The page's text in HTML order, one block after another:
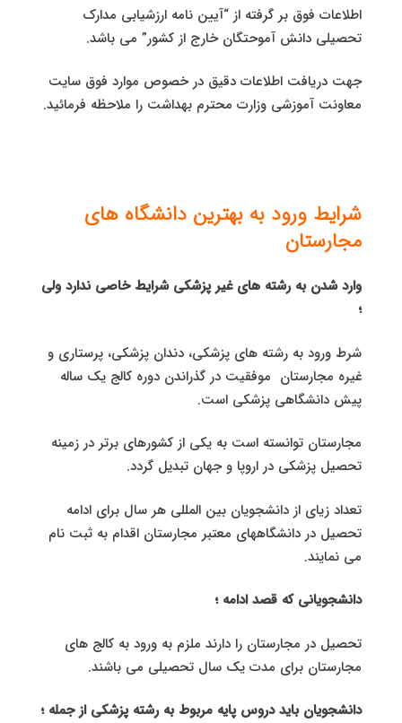
اطلاعات فوق بر گرفته از “آیین نامه ارزشیابی مدارک
تحصیلی دانش آموحتگان خارج از کشور” می باشد.
جهت دریافت اطلاعات دقیق در خصوص موارد فوق سایت
معاونت آموزشی وزارت محترم بهداشت را ملاحظه فرمائید.
شرایط ورود به بهترین دانشگاه های
مجارستان
وارد شدن به رشته های غیر پزشکی شرایط خاصی ندارد ولی
؛
شرط ورود به رشته های پزشکی، دندان پزشکی، پرستاری و
غیره مجارستان موفقیت در گذراندن دوره کالج یک ساله
پیش دانشگاهی پزشکی است.
مجارستان توانسته است به یکی از کشورهای برتر در زمینه
تحصیل پزشکی در اروپا و جهان تبدیل گردد.
تعداد زیای از دانشجویان بین المللی هر سال برای ادامه
تحصیل در دانشگاههای معتبر مجارستان اقدام به ثبت نام
می نمایند.
دانشجویانی که قصد ادامه ؛
تحصیل در مجارستان را دارند ملزم به ورود به کالج های
مجارستان برای مدت یک سال تحصیلی می باشند.
دانشجویان باید دروس پایه مربوط به رشته پزشکی از جمله ؛